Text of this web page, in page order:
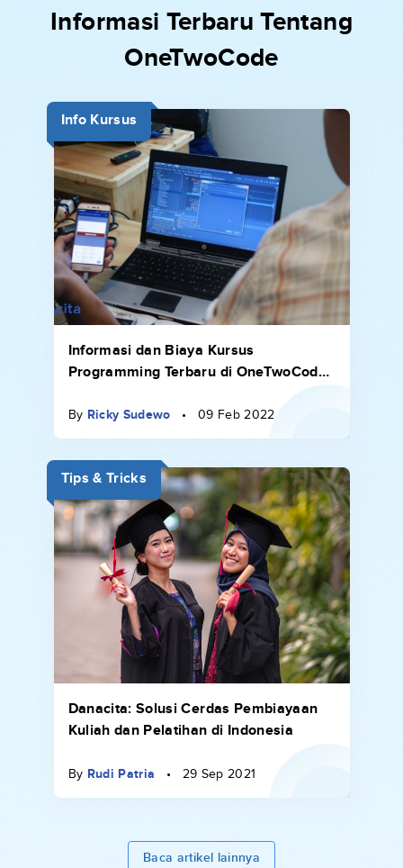
Informasi Terbaru Tentang
OneTwoCode
Info Kursus
Informasi dan Biaya Kursus
Programming Terbaru di OneTwoCode
By Ricky Sudewo • 09 Feb 2022
Tips & Tricks
Danacita: Solusi Cerdas Pembiayaan
Kuliah dan Pelatihan di Indonesia
By Rudi Patria • 29 Sep 2021
Baca artikel lainnya